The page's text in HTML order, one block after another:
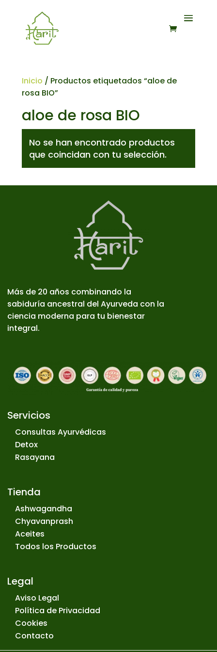
Inicio / Productos etiquetados “aloe de
rosa BIO”
aloe de rosa BIO
No se han encontrado productos
que coincidan con tu selección.
Más de 20 años combinando la
sabiduría ancestral del Ayurveda con la
ciencia moderna para tu bienestar
integral.
Servicios
Consultas Ayurvédicas
Detox
Rasayana
Tienda
Ashwagandha
Chyavanprash
Aceites
Todos los Productos
Legal
Aviso Legal
Política de Privacidad
Cookies
Contacto